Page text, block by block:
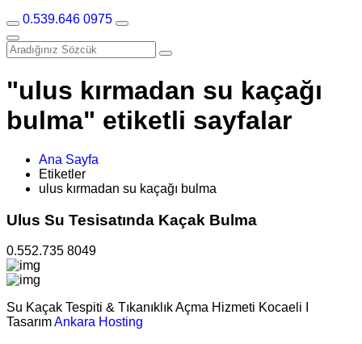
0.539.646 0975
"ulus kırmadan su kaçağı
bulma" etiketli sayfalar
Ana Sayfa
Etiketler
ulus kırmadan su kaçağı bulma
Ulus Su Tesisatında Kaçak Bulma
0.552.735 8049
Su Kaçak Tespiti & Tıkanıklık Açma Hizmeti Kocaeli I
TasarımAnkara Hosting